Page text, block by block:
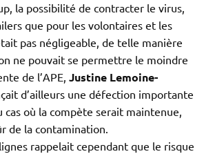
la possibilité de contracter le virus,
que pour les volontaires et les
pas négligeable, de telle manière
ne pouvait se permettre le moindre
de l’APE, Justine Lemoine-
d’ailleurs une défection importante
cas où la compète serait maintenue,
de la contamination.
rappelait cependant que le risque